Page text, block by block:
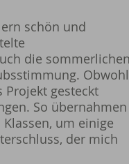
schön und
die sommerlichen
Obwohl
gesteckt
So übernahmen
um einige
der mich